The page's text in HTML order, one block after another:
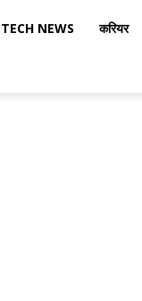
TECH NEWS करियर